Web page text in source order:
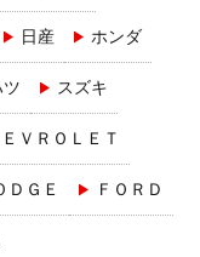
日産 ホンダ
ツ スズキ
ＶＲＯＬＥＴ
ＤＧＥ ＦＯＲＤ